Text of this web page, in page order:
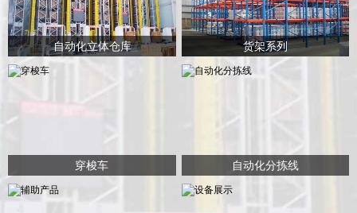
自动化立体仓库 货架系列
穿梭车 自动化分拣线